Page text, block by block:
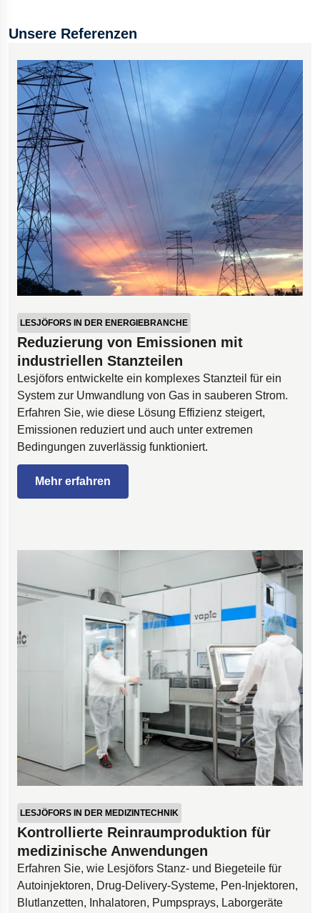
Unsere Referenzen
LESJÖFORS IN DER ENERGIEBRANCHE
Reduzierung von Emissionen mit
industriellen Stanzteilen
Lesjöfors entwickelte ein komplexes Stanzteil für ein
System zur Umwandlung von Gas in sauberen Strom.
Erfahren Sie, wie diese Lösung Effizienz steigert,
Emissionen reduziert und auch unter extremen
Bedingungen zuverlässig funktioniert.
Mehr erfahren
LESJÖFORS IN DER MEDIZINTECHNIK
Kontrollierte Reinraumproduktion für
medizinische Anwendungen
Erfahren Sie, wie Lesjöfors Stanz- und Biegeteile für
Autoinjektoren, Drug-Delivery-Systeme, Pen-Injektoren,
Blutlanzetten, Inhalatoren, Pumpsprays, Laborgeräte